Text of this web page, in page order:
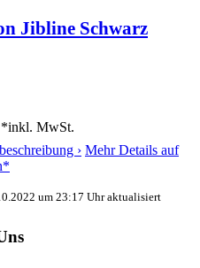
Jibline Schwarz
inkl. MwSt.
› Mehr Details auf
um 23:17 Uhr aktualisiert